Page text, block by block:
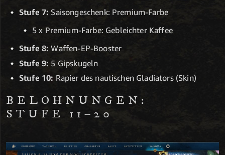
Stufe 7: Saisongeschenk: Premium-Farbe
5 x Premium-Farbe: Gebleichter Kaffee
Stufe 8:Waffen-EP-Booster
Stufe 9: 5 Gipskugeln
Stufe 10: Rapier des nautischen Gladiators (Skin)
BELOHNUNGEN:
STUFE 11–20